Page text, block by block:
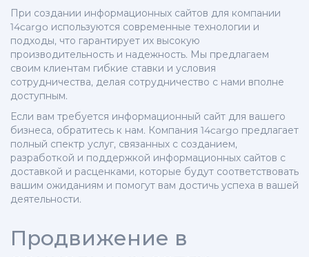
При создании информационных сайтов для компании
14cargo используются современные технологии и
подходы, что гарантирует их высокую
производительность и надежность. Мы предлагаем
своим клиентам гибкие ставки и условия
сотрудничества, делая сотрудничество с нами вполне
доступным.
Если вам требуется информационный сайт для вашего
бизнеса, обратитесь к нам. Компания 14cargo предлагает
полный спектр услуг, связанных с созданием,
разработкой и поддержкой информационных сайтов с
доставкой и расценками, которые будут соответствовать
вашим ожиданиям и помогут вам достичь успеха в вашей
деятельности.
Продвижение в